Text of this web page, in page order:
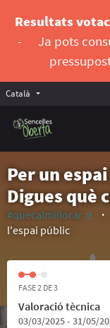
Resultats
-
Ja pots
Català Triar la llengua
Per un
Digues què
#quecalmillorar
l'espai públic
FASE 2 DE 3
Valoració tècnica
03/03/2025 - 31/05/